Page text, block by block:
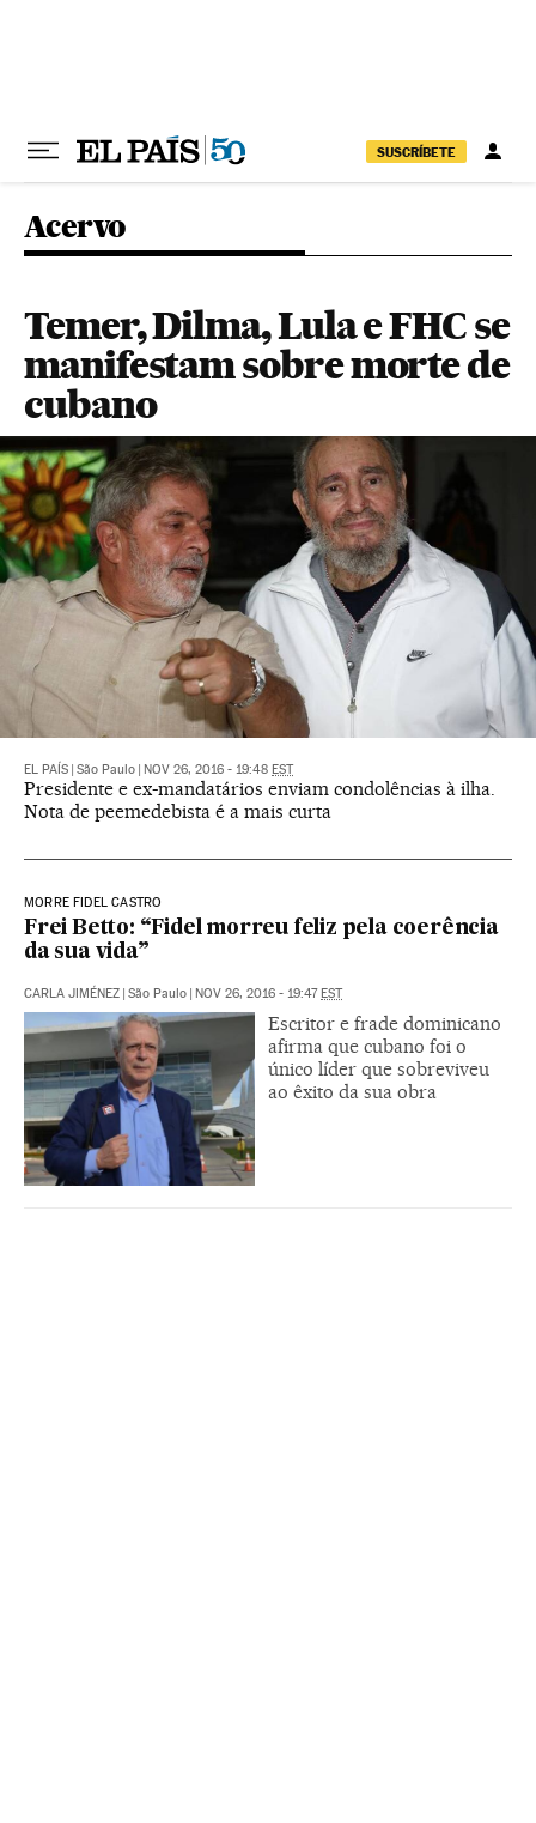
SUSCRÍBETE
Acervo
Temer, Dilma, Lula e FHC se
manifestam sobre morte de
cubano
EL PAÍS São Paulo NOV 26, 2016 - 19:48 EST
Presidente e ex-mandatários enviam condolências à ilha.
Nota de peemedebista é a mais curta
MORRE FIDEL CASTRO
Frei Betto: “Fidel morreu feliz pela coerência
da sua vida”
CARLA JIMÉNEZ São Paulo NOV 26, 2016 - 19:47 EST
Escritor e frade dominicano
afirma que cubano foi o
único líder que sobreviveu
ao êxito da sua obra